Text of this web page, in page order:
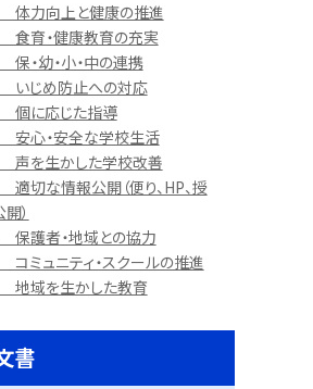
体力向上と健康の推進
育・健康教育の充実
・幼・小・中の連携
いじめ防止への対応
個に応じた指導
心・安全な学校生活
を生かした学校改善
切な情報公開（便り、HP、授
）
護者・地域との協力
ミュニティ・スクールの推進
域を生かした教育
書